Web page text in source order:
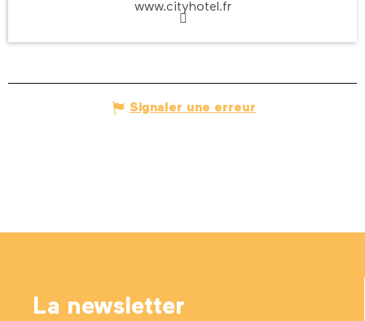
www.cityhotel.fr
Signaler une erreur
La newsletter